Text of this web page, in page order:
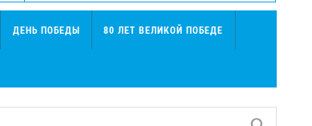
ДЕНЬ ПОБЕДЫ 80 ЛЕТ ВЕЛИКОЙ ПОБЕДЕ